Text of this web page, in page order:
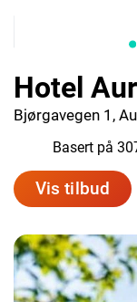
Hotel
Bjørgavegen 1,
Basert på
Vis tilbud